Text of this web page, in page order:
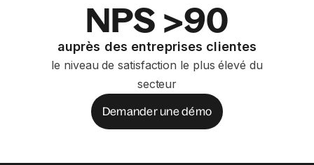
NPS >90
auprès des entreprises clientes
le niveau de satisfaction le plus élevé du
secteur
Demander une démo